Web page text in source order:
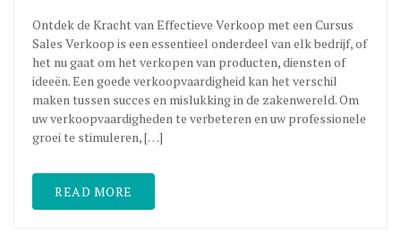
Ontdek de Kracht van Effectieve Verkoop met een Cursus
Sales Verkoop is een essentieel onderdeel van elk bedrijf, of
het nu gaat om het verkopen van producten, diensten of
ideeën. Een goede verkoopvaardigheid kan het verschil
maken tussen succes en mislukking in de zakenwereld. Om
uw verkoopvaardigheden te verbeteren en uw professionele
groei te stimuleren, […]
READ MORE